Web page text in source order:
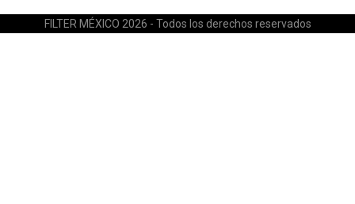
FILTER MÉXICO 2026 - Todos los derechos reservados